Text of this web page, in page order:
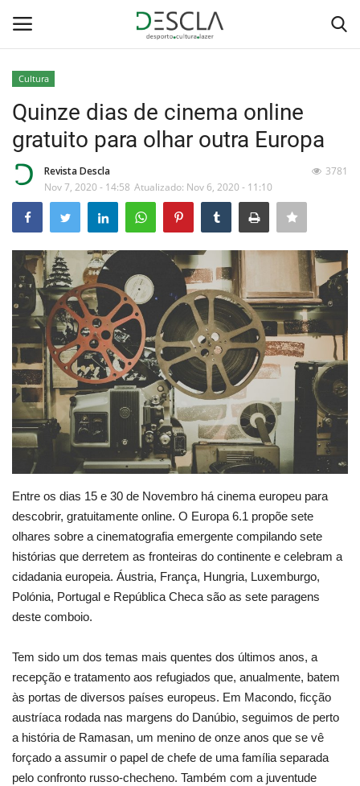
Home
...by Descla
Desporto
Contactos
Sobre Nós
Educação
Estatuto Editorial
Saúde
Ficha técnica
Cultura
Lazer
Ambiente
Cultura
Quinze dias de cinema online
gratuito para olhar outra Europa
Revista Descla
Nov 7, 2020 - 14:58 Atualizado: Nov 6, 2020 - 11:10
3781
Entre os dias 15 e 30 de Novembro há cinema europeu para
descobrir, gratuitamente online. O Europa 6.1 propõe sete
olhares sobre a cinematografia emergente compilando sete
histórias que derretem as fronteiras do continente e celebram a
cidadania europeia. Áustria, França, Hungria, Luxemburgo,
Polónia, Portugal e República Checa são as sete paragens
deste comboio.
Tem sido um dos temas mais quentes dos últimos anos, a
recepção e tratamento aos refugiados que, anualmente, batem
às portas de diversos países europeus. Em Macondo, ficção
austríaca rodada nas margens do Danúbio, seguimos de perto
a história de Ramasan, um menino de onze anos que se vê
forçado a assumir o papel de chefe de uma família separada
pelo confronto russo-checheno. Também com a juventude